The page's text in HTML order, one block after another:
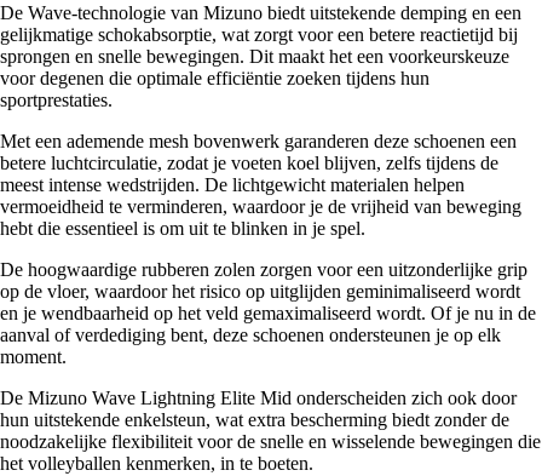
De Wave-technologie van Mizuno biedt uitstekende demping en een
gelijkmatige schokabsorptie, wat zorgt voor een betere reactietijd bij
sprongen en snelle bewegingen. Dit maakt het een voorkeurskeuze
voor degenen die optimale efficiëntie zoeken tijdens hun
sportprestaties.
Met een ademende mesh bovenwerk garanderen deze schoenen een
betere luchtcirculatie, zodat je voeten koel blijven, zelfs tijdens de
meest intense wedstrijden. De lichtgewicht materialen helpen
vermoeidheid te verminderen, waardoor je de vrijheid van beweging
hebt die essentieel is om uit te blinken in je spel.
De hoogwaardige rubberen zolen zorgen voor een uitzonderlijke grip
op de vloer, waardoor het risico op uitglijden geminimaliseerd wordt
en je wendbaarheid op het veld gemaximaliseerd wordt. Of je nu in de
aanval of verdediging bent, deze schoenen ondersteunen je op elk
moment.
De Mizuno Wave Lightning Elite Mid onderscheiden zich ook door
hun uitstekende enkelsteun, wat extra bescherming biedt zonder de
noodzakelijke flexibiliteit voor de snelle en wisselende bewegingen die
het volleyballen kenmerken, in te boeten.